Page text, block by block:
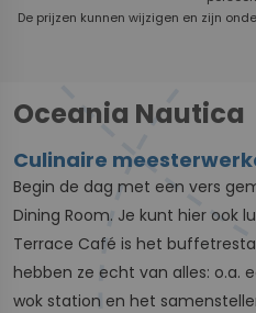
De prijzen kunnen wijzigen en zijn
Oceania Nautica
Culinaire
Begin de dag met een vers
Dining Room. Je kunt hier ook
Terrace Café is het
hebben ze echt van alles: o.a.
wok station en het